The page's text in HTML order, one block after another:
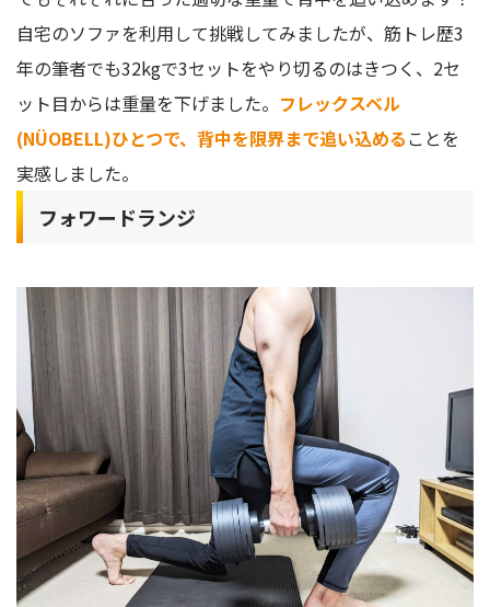
自宅のソファを利用して挑戦してみましたが、筋トレ歴3
年の筆者でも32kgで3セットをやり切るのはきつく、2セ
ット目からは重量を下げました。 フレックスベル
(NÜOBELL)ひとつで、背中を限界まで追い込める ことを
実感しました。
フォワードランジ